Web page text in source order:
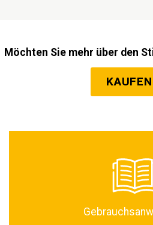
Möchten Sie mehr über den
KAUFEN